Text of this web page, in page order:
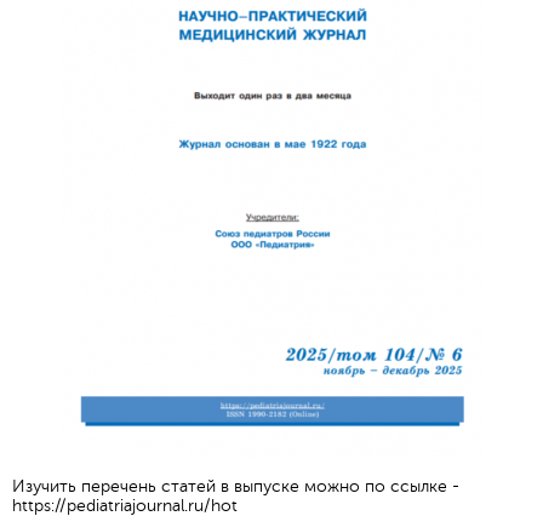
Изучить перечень статей в выпуске можно по ссылке -
https://pediatriajournal.ru/hot